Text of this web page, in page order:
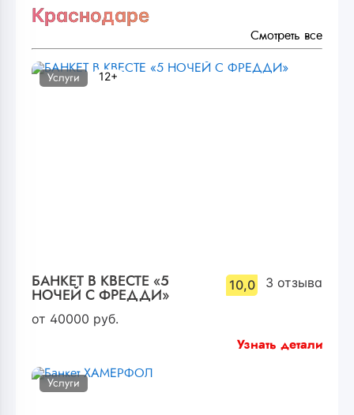
Краснодаре
Смотреть все
БАНКЕТ В КВЕСТЕ «5
НОЧЕЙ С ФРЕДДИ»
10,0 3 отзыва
от 40000 руб.
Услуги 12+
Узнать детали
Услуги